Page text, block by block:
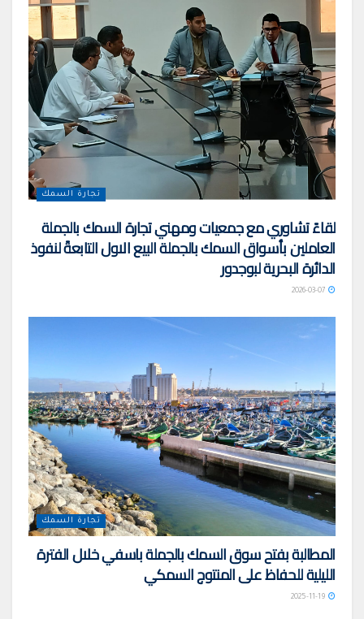
تجارة السمك
لقاءً تشاوري مع جمعيات ومهني تجارة السمك بالجملة
العاملين بأسواق السمك بالجملة البيع الاول التابعةً لنفوذ
الدائرة البحرية لبوجدور
تجارة السمك
المطالبة بفتح سوق السمك بالجملة باسفي خلال الفترة
الليلية للحفاظ على المنتوج السمكي